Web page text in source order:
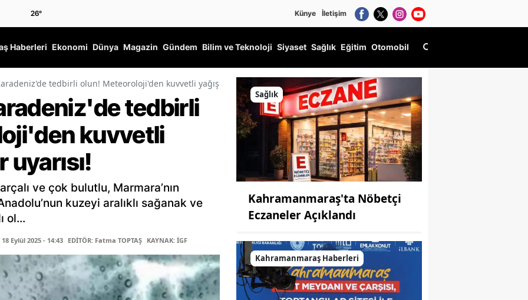
26° Künye İletişim
Haberleri Ekonomi Dünya Magazin Gündem Bilim ve Teknoloji Siyaset Sağlık Eğitim Otomobil
tedbirli olun! Meteoroloji'den kuvvetli yağış ve rüzgar uyarısı!
tedbirli
kuvvetli
uyarısı!
ve çok bulutlu, Marmara’nın
kuzeyi aralıklı sağanak ve
ol...
18 Eylül 2025 - 14:43 EDİTÖR: Fatma TOPTAŞ KAYNAK: İGF
Sağlık
Kahramanmaraş'ta Nöbetçi
Eczaneler Açıklandı
Kahramanmaraş Haberleri